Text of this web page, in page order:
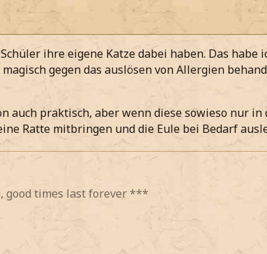
ihre eigene Katze dabei haben. Das habe
gegen das auslösen von Allergien
auch praktisch, aber wenn diese sowieso nur in
Ratte mitbringen und die Eule bei Bedarf
good times last forever ***